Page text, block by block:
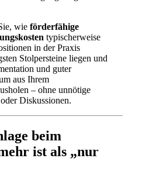
wie förderfähige
typischerweise
in der Praxis
Stolpersteine liegen und
und guter
aus Ihrem
– ohne unnötige
Diskussionen.
beim
ist als „nur